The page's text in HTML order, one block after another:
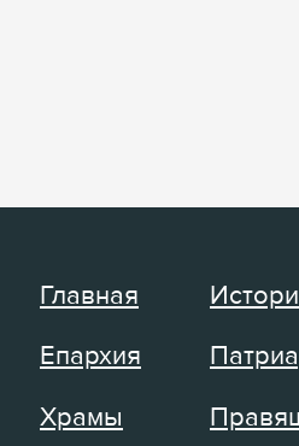
Главная
Епархия
Храмы